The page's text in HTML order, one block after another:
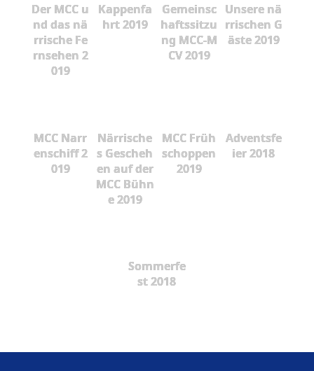
Der MCC u
nd das nä
rrische Fe
rnsehen 2
019
Kappenfa
hrt 2019
Gemeinsc
haftssitzu
ng MCC-M
CV 2019
Unsere nä
rrischen G
äste 2019
MCC Narr
enschiff 2
019
Närrische
s Gescheh
en auf der
MCC Bühn
e 2019
MCC Früh
schoppen
2019
Adventsfe
ier 2018
Sommerfe
st 2018